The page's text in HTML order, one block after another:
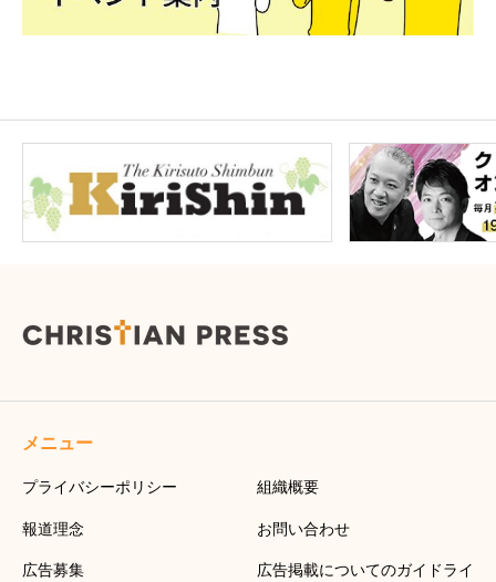
メニュー
プライバシーポリシー 組織概要
報道理念 お問い合わせ
広告募集 広告掲載についてのガイドライ